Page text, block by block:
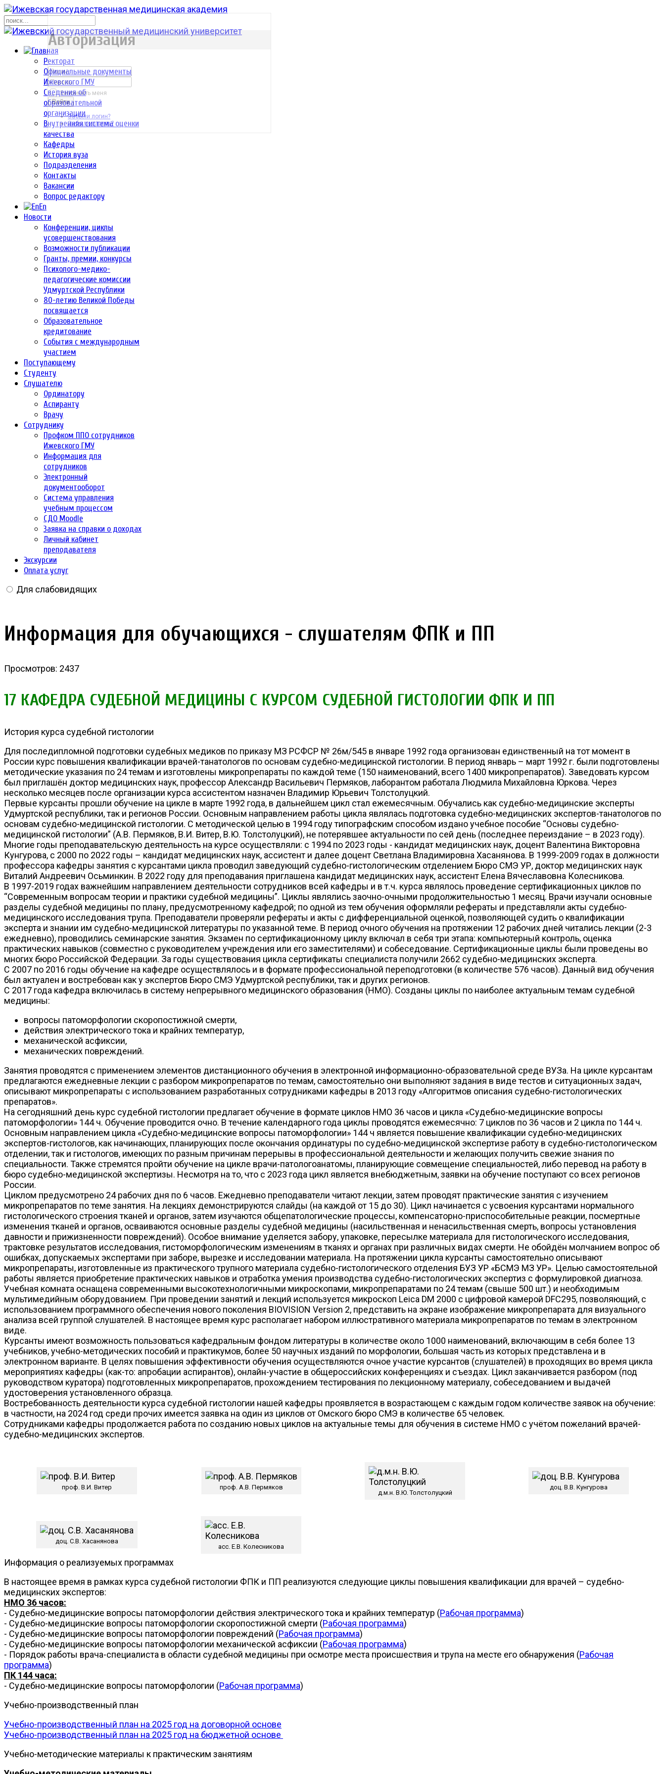
Ректорат
Официальные документы
Ижевского ГМУ
Сведения об
образовательной
организации
Внутренняя система оценки
качества
Кафедры
История вуза
Подразделения
Контакты
Вакансии
Вопрос редактору
En
Новости
Конференции, циклы
усовершенствования
Возможности публикации
Гранты, премии, конкурсы
Психолого-медико-
педагогические комиссии
Удмуртской Республики
80-летию Великой Победы
посвящается
Образовательное
кредитование
События с международным
участием
Поступающему
Студенту
Слушателю
Ординатору
Аспиранту
Врачу
Сотруднику
Профком ППО сотрудников
Ижевского ГМУ
Информация для
сотрудников
Электронный
документооборот
Система управления
учебным процессом
СДО Moodle
Заявка на справки о доходах
Личный кабинет
преподавателя
Экскурсии
Оплата услуг
Для слабовидящих
Информация для обучающихся - слушателям ФПК и ПП
Просмотров: 2437
17 КАФЕДРА СУДЕБНОЙ МЕДИЦИНЫ С КУРСОМ СУДЕБНОЙ ГИСТОЛОГИИ ФПК И ПП
История курса судебной гистологии
Для последипломной подготовки судебных медиков по приказу МЗ РСФСР № 26м/545 в январе 1992 года организован единственный на тот момент в
России курс повышения квалификации врачей-танатологов по основам судебно-медицинской гистологии. В период январь – март 1992 г. были подготовлены
методические указания по 24 темам и изготовлены микропрепараты по каждой теме (150 наименований, всего 1400 микропрепаратов). Заведовать курсом
был приглашён доктор медицинских наук, профессор Александр Васильевич Пермяков, лаборантом работала Людмила Михайловна Юркова. Через
несколько месяцев после организации курса ассистентом назначен Владимир Юрьевич Толстолуцкий.
Первые курсанты прошли обучение на цикле в марте 1992 года, в дальнейшем цикл стал ежемесячным. Обучались как судебно-медицинские эксперты
Удмуртской республики, так и регионов России. Основным направлением работы цикла являлась подготовка судебно-медицинских экспертов-танатологов по
основам судебно-медицинской гистологии. С методической целью в 1994 году типографским способом издано учебное пособие “Основы судебно-
медицинской гистологии” (А.В. Пермяков, В.И. Витер, В.Ю. Толстолуцкий), не потерявшее актуальности по сей день (последнее переиздание – в 2023 году).
Многие годы преподавательскую деятельность на курсе осуществляли: с 1994 по 2023 годы - кандидат медицинских наук, доцент Валентина Викторовна
Кунгурова, с 2000 по 2022 годы – кандидат медицинских наук, ассистент и далее доцент Светлана Владимировна Хасанянова. В 1999-2009 годах в должности
профессора кафедры занятия с курсантами цикла проводил заведующий судебно-гистологическим отделением Бюро СМЭ УР, доктор медицинских наук
Виталий Андреевич Осьминкин. В 2022 году для преподавания приглашена кандидат медицинских наук, ассистент Елена Вячеславовна Колесникова.
В 1997-2019 годах важнейшим направлением деятельности сотрудников всей кафедры и в т.ч. курса являлось проведение сертификационных циклов по
“Современным вопросам теории и практики судебной медицины”. Циклы являлись заочно-очными продолжительностью 1 месяц. Врачи изучали основные
разделы судебной медицины по плану, предусмотренному кафедрой; по одной из тем обучения оформляли рефераты и представляли акты судебно-
медицинского исследования трупа. Преподаватели проверяли рефераты и акты с дифференциальной оценкой, позволяющей судить о квалификации
эксперта и знании им судебно-медицинской литературы по указанной теме. В период очного обучения на протяжении 12 рабочих дней читались лекции (2-3
ежедневно), проводились семинарские занятия. Экзамен по сертификационному циклу включал в себя три этапа: компьютерный контроль, оценка
практических навыков (совместно с руководителем учреждения или его заместителями) и собеседование. Сертификационные циклы были проведены во
многих бюро Российской Федерации. За годы существования цикла сертификаты специалиста получили 2662 судебно-медицинских эксперта.
С 2007 по 2016 годы обучение на кафедре осуществлялось и в формате профессиональной переподготовки (в количестве 576 часов). Данный вид обучения
был актуален и востребован как у экспертов Бюро СМЭ Удмуртской республики, так и других регионов.
С 2017 года кафедра включилась в систему непрерывного медицинского образования (НМО). Созданы циклы по наиболее актуальным темам судебной
медицины:
вопросы патоморфологии скоропостижной смерти,
действия электрического тока и крайних температур,
механической асфиксии,
механических повреждений.
Занятия проводятся с применением элементов дистанционного обучения в электронной информационно-образовательной среде ВУЗа. На цикле курсантам
предлагаются ежедневные лекции с разбором микропрепаратов по темам, самостоятельно они выполняют задания в виде тестов и ситуационных задач,
описывают микропрепараты с использованием разработанных сотрудниками кафедры в 2013 году «Алгоритмов описания судебно-гистологических
препаратов».
На сегодняшний день курс судебной гистологии предлагает обучение в формате циклов НМО 36 часов и цикла «Судебно-медицинские вопросы
патоморфологии» 144 ч. Обучение проводится очно. В течение календарного года циклы проводятся ежемесячно: 7 циклов по 36 часов и 2 цикла по 144 ч.
Основным направлением цикла «Судебно-медицинские вопросы патоморфологии» 144 ч является повышение квалификации судебно-медицинских
экспертов-гистологов, как начинающих, планирующих после окончания ординатуры по судебно-медицинской экспертизе работу в судебно-гистологическом
отделении, так и гистологов, имеющих по разным причинам перерывы в профессиональной деятельности и желающих получить свежие знания по
специальности. Также стремятся пройти обучение на цикле врачи-патологоанатомы, планирующие совмещение специальностей, либо перевод на работу в
бюро судебно-медицинской экспертизы. Несмотря на то, что с 2023 года цикл является внебюджетным, заявки на обучение поступают со всех регионов
России.
Циклом предусмотрено 24 рабочих дня по 6 часов. Ежедневно преподаватели читают лекции, затем проводят практические занятия с изучением
микропрепаратов по теме занятия. На лекциях демонстрируются слайды (на каждой от 15 до 30). Цикл начинается с усвоения курсантами нормального
гистологического строения тканей и органов, затем изучаются общепатологические процессы, компенсаторно-приспособительные реакции, посмертные
изменения тканей и органов, осваиваются основные разделы судебной медицины (насильственная и ненасильственная смерть, вопросы установления
давности и прижизненности повреждений). Особое внимание уделяется забору, упаковке, пересылке материала для гистологического исследования,
трактовке результатов исследования, гистоморфологическим изменениям в тканях и органах при различных видах смерти. Не обойдён молчанием вопрос об
ошибках, допускаемых экспертами при заборе, вырезке и исследовании материала. На протяжении цикла курсанты самостоятельно описывают
микропрепараты, изготовленные из практического трупного материала судебно-гистологического отделения БУЗ УР «БСМЭ МЗ УР». Целью самостоятельной
работы является приобретение практических навыков и отработка умения производства судебно-гистологических экспертиз с формулировкой диагноза.
Учебная комната оснащена современными высокотехнологичными микроскопами, микропрепаратами по 24 темам (свыше 500 шт.) и необходимым
мультимедийным оборудованием. При проведении занятий и лекций используется микроскоп Leica DM 2000 с цифровой камерой DFC295, позволяющий, с
использованием программного обеспечения нового поколения BIOVISION Version 2, представить на экране изображение микропрепарата для визуального
анализа всей группой слушателей. В настоящее время курс располагает набором иллюстративного материала микропрепаратов по темам в электронном
виде.
Курсанты имеют возможность пользоваться кафедральным фондом литературы в количестве около 1000 наименований, включающим в себя более 13
учебников, учебно-методических пособий и практикумов, более 50 научных изданий по морфологии, большая часть из которых представлена и в
электронном варианте. В целях повышения эффективности обучения осуществляются очное участие курсантов (слушателей) в проходящих во время цикла
мероприятиях кафедры (как-то: апробации аспирантов), онлайн-участие в общероссийских конференциях и съездах. Цикл заканчивается разбором (под
руководством куратора) подготовленных микропрепаратов, прохождением тестирования по лекционному материалу, собеседованием и выдачей
удостоверения установленного образца.
Востребованность деятельности курса судебной гистологии нашей кафедры проявляется в возрастающем с каждым годом количестве заявок на обучение:
в частности, на 2024 год среди прочих имеется заявка на один из циклов от Омского бюро СМЭ в количестве 65 человек.
Сотрудниками кафедры продолжается работа по созданию новых циклов на актуальные темы для обучения в системе НМО с учётом пожеланий врачей-
судебно-медицинских экспертов.
проф. В.И. Витер проф. А.В. Пермяков
д.м.н. В.Ю. Толстолуцкий
доц. В.В. Кунгурова
доц. С.В. Хасанянова
асс. Е.В. Колесникова
Информация о реализуемых программах
В настоящее время в рамках курса судебной гистологии ФПК и ПП реализуются следующие циклы повышения квалификации для врачей – судебно-
медицинских экспертов:
НМО 36 часов:
- Судебно-медицинские вопросы патоморфологии действия электрического тока и крайних температур (Рабочая программа)
- Судебно-медицинские вопросы патоморфологии скоропостижной смерти (Рабочая программа)
- Судебно-медицинские вопросы патоморфологии повреждений (Рабочая программа)
- Судебно-медицинские вопросы патоморфологии механической асфиксии (Рабочая программа)
- Порядок работы врача-специалиста в области судебной медицины при осмотре места происшествия и трупа на месте его обнаружения (Рабочая
программа)
ПК 144 часа:
- Судебно-медицинские вопросы патоморфологии (Рабочая программа)
Учебно-производственный план
Учебно-производственный план на 2025 год на договорной основе
Учебно-производственный план на 2025 год на бюджетной основе
Учебно-методические материалы к практическим занятиям
р
Авторизация
Запомнить меня
Войти
Забыли логин?
Забыли пароль?